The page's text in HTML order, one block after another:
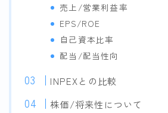
売上/営業利益率
EPS/ROE
自己資本比率
配当/配当性向
INPEXとの比較
株価/将来性について